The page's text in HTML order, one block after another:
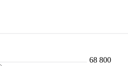
68 800